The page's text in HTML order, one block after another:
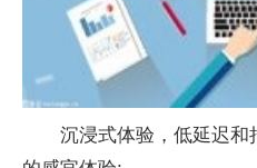
沉浸式体验，低延迟